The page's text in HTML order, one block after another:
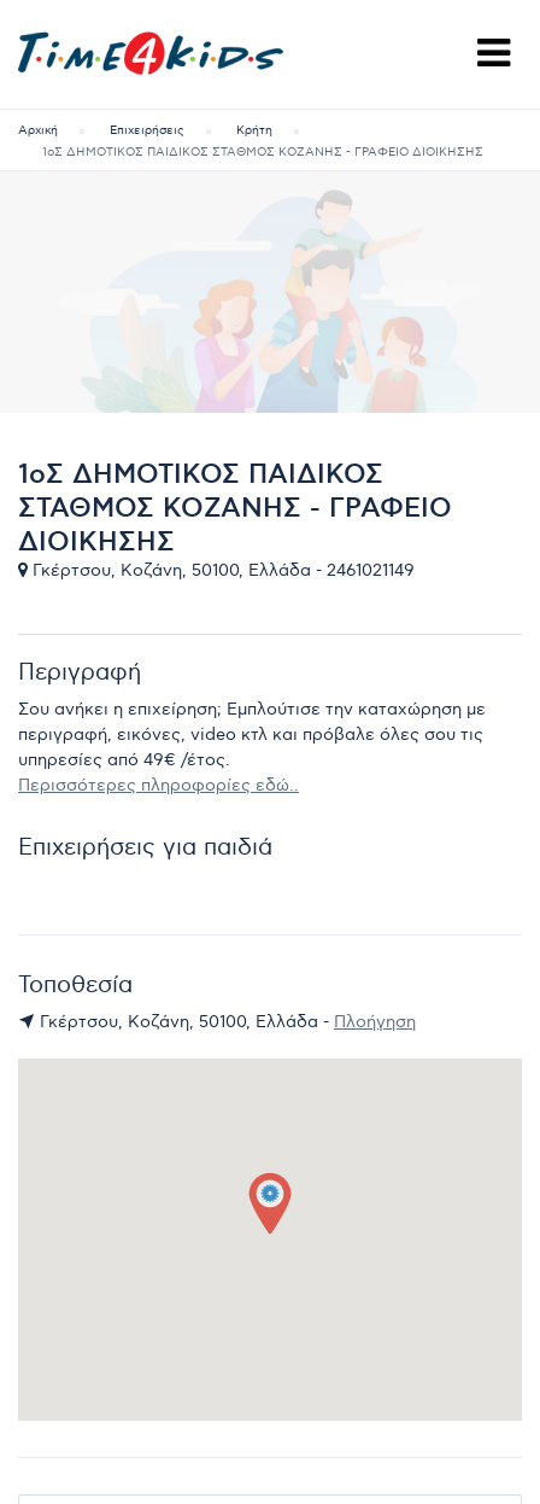
Αρχική Επιχειρήσεις
Κρήτη
1οΣ ΔΗΜΟΤΙΚΟΣ ΠΑΙΔΙΚΟΣ ΣΤΑΘΜΟΣ ΚΟΖΑΝΗΣ - ΓΡΑΦΕΙΟ ΔΙΟΙΚΗΣΗΣ
1οΣ ΔΗΜΟΤΙΚΟΣ ΠΑΙΔΙΚΟΣ
ΣΤΑΘΜΟΣ ΚΟΖΑΝΗΣ - ΓΡΑΦΕΙΟ
ΔΙΟΙΚΗΣΗΣ
Γκέρτσου, Κοζάνη, 50100, Ελλάδα - 2461021149
Περιγραφή
Σου ανήκει η επιχείρηση; Εμπλούτισε την καταχώρηση με
περιγραφή, εικόνες, video κτλ και πρόβαλε όλες σου τις
υπηρεσίες από 49€ /έτος.
Περισσότερες πληροφορίες εδώ..
Επιχειρήσεις για παιδιά
Τοποθεσία
Γκέρτσου, Κοζάνη, 50100, Ελλάδα - Πλοήγηση